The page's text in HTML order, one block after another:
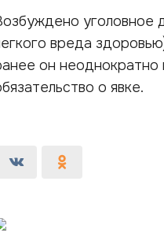
уголовное
вреда
он неоднократно
о явке.